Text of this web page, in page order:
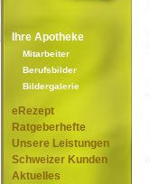
Ihre Apotheke
Mitarbeiter
Berufsbilder
Bildergalerie
eRezept
Ratgeberhefte
Unsere Leistungen
Schweizer Kunden
Aktuelles